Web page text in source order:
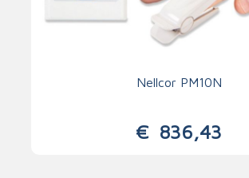
Nellcor PM10N
€ 836,43